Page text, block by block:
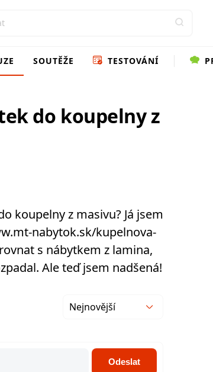
SOUTĚŽE TESTOVÁNÍ
do koupelny z
koupelny z masivu? Já jsem
nabytok.sk/kupelnova-
s nábytkem z lamina,
Ale teď jsem nadšená!
Nejnovější
Odeslat